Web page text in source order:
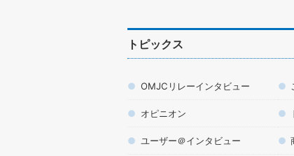
トピックス
OMJCリレーインタビュー
オピニオン
ユーザー＠インタビュー